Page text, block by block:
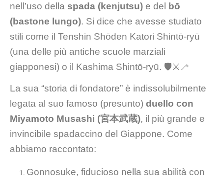
nell’uso della spada (kenjutsu) e del bō
(bastone lungo). Si dice che avesse studiato
stili come il Tenshin Shōden Katori Shintō-ryū
(una delle più antiche scuole marziali
giapponesi) o il Kashima Shintō-ryū. 🛡️⚔️🦯
La sua “storia di fondatore” è indissolubilmente
legata al suo famoso (presunto) duello con
Miyamoto Musashi (宮本武蔵), il più grande e
invincibile spadaccino del Giappone. Come
abbiamo raccontato:
Gonnosuke, fiducioso nella sua abilità con